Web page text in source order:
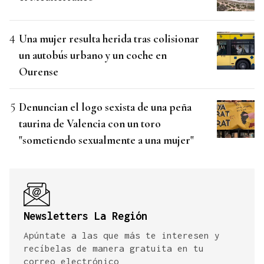
Una mujer resulta herida tras colisionar
un autobús urbano y un coche en
Ourense
Denuncian el logo sexista de una peña
taurina de Valencia con un toro
"sometiendo sexualmente a una mujer"
Newsletters La Región
Apúntate a las que más te interesen y
recíbelas de manera gratuita en tu
correo electrónico